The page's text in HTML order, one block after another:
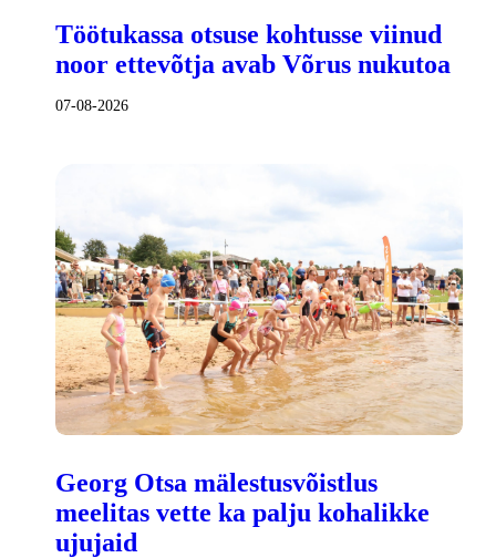
Töötukassa otsuse kohtusse viinud
noor ettevõtja avab Võrus nukutoa
07-08-2026
Georg Otsa mälestusvõistlus
meelitas vette ka palju kohalikke
ujujaid